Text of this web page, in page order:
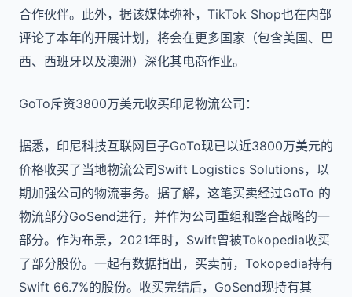
合作伙伴。此外，据该媒体弥补，TikTok Shop也在内部
评论了本年的开展计划，将会在更多国家（包含美国、巴
西、西班牙以及澳洲）深化其电商作业。
GoTo斥资3800万美元收买印尼物流公司：
据悉，印尼科技互联网巨子GoTo现已以近3800万美元的
价格收买了当地物流公司Swift Logistics Solutions，以
期加强公司的物流事务。据了解，这笔买卖经过GoTo 的
物流部分GoSend进行，并作为公司重组和整合战略的一
部分。作为布景，2021年时，Swift曾被Tokopedia收买
了部分股份。一起有数据指出，买卖前，Tokopedia持有
Swift 66.7%的股份。收买完结后，GoSend现持有其